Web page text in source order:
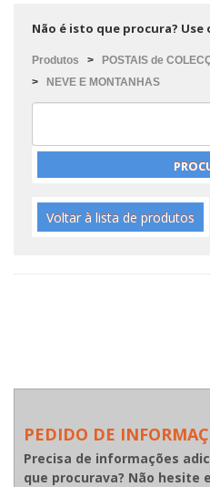
Não é isto que procura?
Produtos > POSTAIS de
>
NEVE E MONTANHAS
Voltar à lista de produtos
PEDIDO DE
Precisa de informações
que procurava? Não hesite